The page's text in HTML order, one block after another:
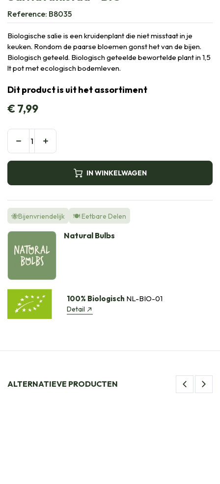
Reference: B8035
Biologische salie is een kruidenplant die niet misstaat in je
keuken. Rondom de paarse bloemen gonst het van de bijen.
Biologisch geteeld. Biologisch geteelde bewortelde plant in 1,5
lt pot met ecologisch bodemleven.
Dit product is uit het assortiment
€7,99
IN WINKELWAGEN
🐝Bijenvriendelijk 🍽️ Eetbare Delen
Natural Bulbs
100% Biologisch NL-BIO-01
Detail
ALTERNATIEVE PRODUCTEN